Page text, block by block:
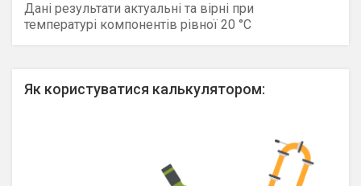
Дані результати актуальні та вірні при
температурі компонентів рівної 20 °C
Як користуватися калькулятором: